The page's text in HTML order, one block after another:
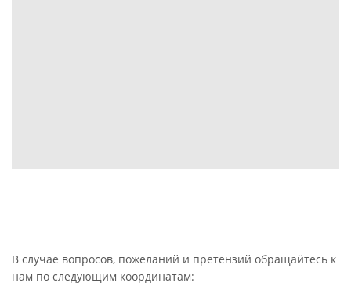
В случае вопросов, пожеланий и претензий обращайтесь к
нам по следующим координатам: